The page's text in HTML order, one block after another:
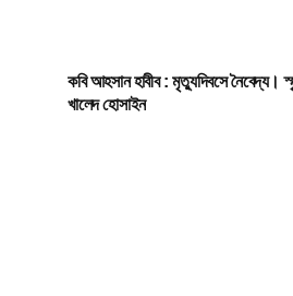
কবি আহসান হাবীব : মৃত্যুদিবসে নৈবেদ্য।
খালেদ হোসাইন